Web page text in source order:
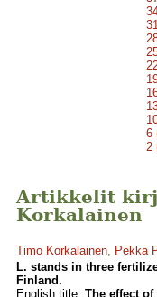
6
2
Artikkelit
Korkalainen
Timo Korkalainen, Pekka
L. stands in three
Finland.
English title: The effect